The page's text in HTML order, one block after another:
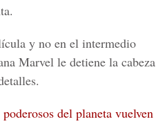
y no en el intermedio
Marvel le detiene la cabeza
del planeta vuelven